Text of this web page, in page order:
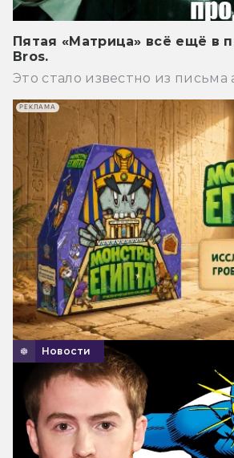
Пятая «Матрица» всё ещё в
Bros.
Это стало известно из письма
Новости
РЕКЛАМА